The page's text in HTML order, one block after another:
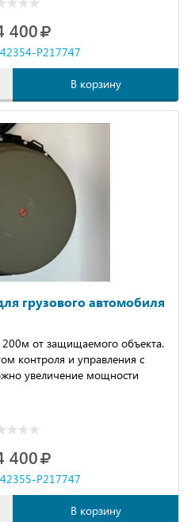
400
P217747
В корзину
грузового автомобиля
200м от защищаемого объекта.
контроля и управления с
увеличение мощности
400
P217747
В корзину